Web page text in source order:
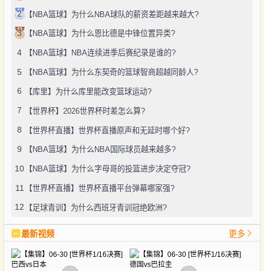
2 【NBA篮球】为什么NBA球队的薪资差距越来越大?
3 【NBA篮球】为什么恩比德是中锋位置异类?
4 【NBA篮球】NBA连续进季后赛纪录是谁的?
5 【NBA篮球】为什么东契奇的篮球智商超越同龄人?
6 【库里】为什么库里能改变篮球运动?
7 【世界杯】2026世界杯时差怎么算?
8 【世界杯直播】世界杯直播原声和无延时哪个好?
9 【NBA篮球】为什么NBA国际球员越来越多?
10 【NBA篮球】为什么字母哥的投篮进步决定夺冠?
11 【世界杯直播】世界杯直播平台弹幕哪家强?
12 【足球青训】为什么西班牙青训冠绝欧洲?
最新视频 更多